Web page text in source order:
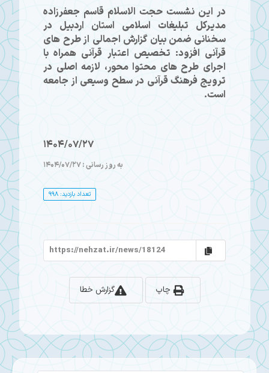
در این نشست حجت الاسلام قاسم جعفرزاده
مدیرکل تبلیغات اسلامی استان اردبیل در
سخنانی ضمن بیان گزارش اجمالی از طرح های
قرآنی افزود: تخصیص اعتبار قرآنی همراه با
اجرای طرح های محتوا محور، لازمه اصلی در
ترویج فرهنگ قرآنی در سطح وسیعی از جامعه
است.
1404/07/27
به روز رسانی : 1404/07/27
تعداد بازدید: 998
گزارش خطا چاپ